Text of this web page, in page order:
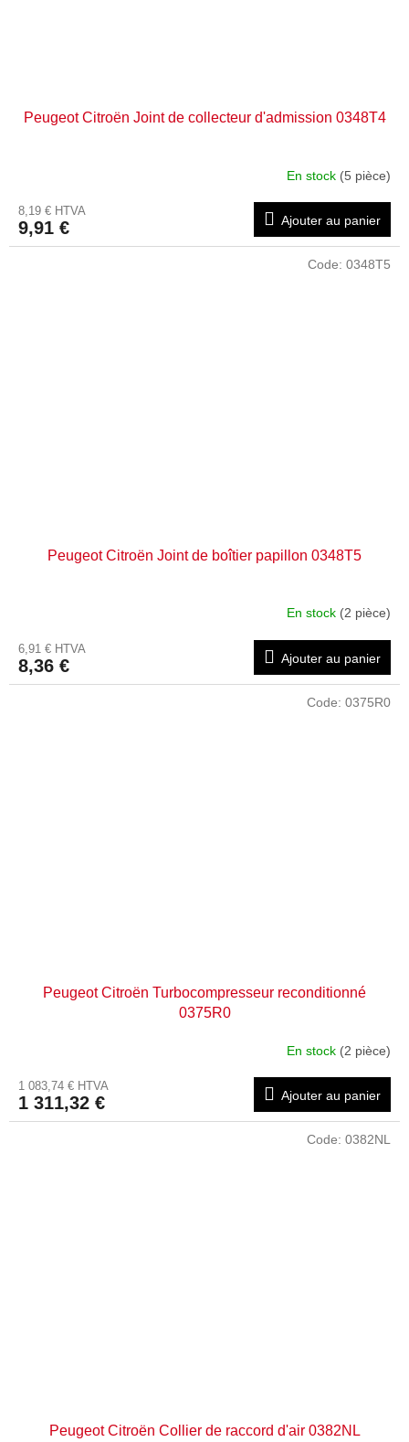
Peugeot Citroën Joint de collecteur d'admission 0348T4
En stock (5 pièce)
8,19 € HTVA
9,91 € Ajouter au panier
Peugeot Citroën Joint de boîtier papillon 0348T5
En stock (2 pièce)
6,91 € HTVA
8,36 € Ajouter au panier
Code: 0348T5
Peugeot Citroën Turbocompresseur reconditionné
0375R0
En stock (2 pièce)
1 083,74 € HTVA
1 311,32 € Ajouter au panier
Code: 0375R0
Peugeot Citroën Collier de raccord d'air 0382NL
Code: 0382NL